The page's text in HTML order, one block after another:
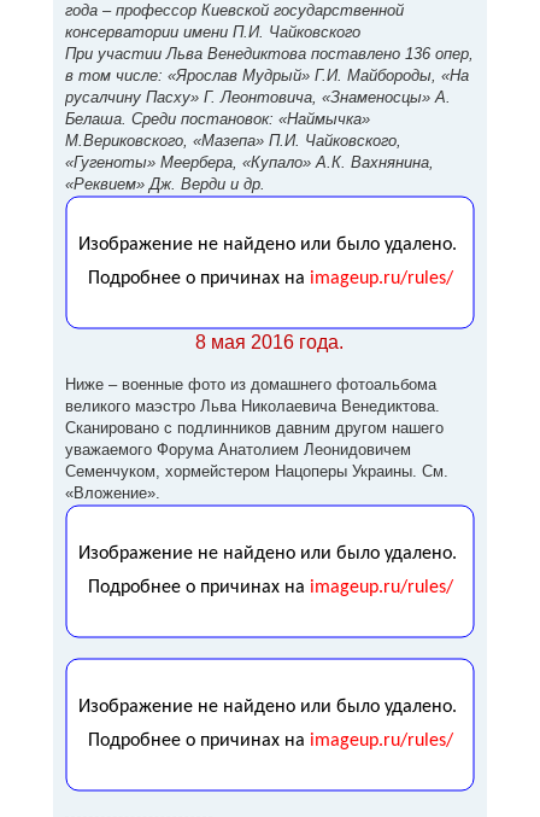
года – профессор Киевской государственной
консерватории имени П.И. Чайковского
При участии Льва Венедиктова поставлено 136 опер,
в том числе: «Ярослав Мудрый» Г.И. Майбороды, «На
русалчину Пасху» Г. Леонтовича, «Знаменосцы» А.
Белаша. Среди постановок: «Наймычка»
М.Вериковского, «Мазепа» П.И. Чайковского,
«Гугеноты» Меербера, «Купало» А.К. Вахнянина,
«Реквием» Дж. Верди и др.
8 мая 2016 года.
Ниже – военные фото из домашнего фотоальбома
великого маэстро Льва Николаевича Венедиктова.
Сканировано с подлинников давним другом нашего
уважаемого Форума Анатолием Леонидовичем
Семенчуком, хормейстером Нацоперы Украины. См.
«Вложение».